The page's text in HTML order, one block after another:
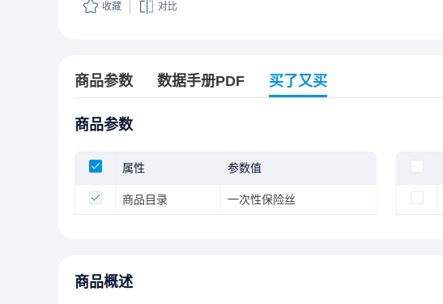
收藏 对比
商品参数 数据手册PDF 买了又买
商品参数
属性 参数值
商品目录 一次性保险丝
商品概述